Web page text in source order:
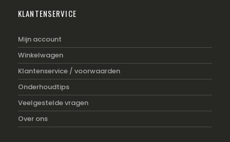
KLANTENSERVICE
Mijn account
Winkelwagen
Klantenservice / voorwaarden
Onderhoudtips
Veelgestelde vragen
Over ons